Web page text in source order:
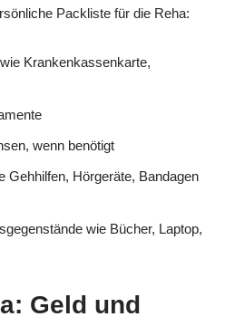
Packliste für die Reha:
Krankenkassenkarte,
wenn benötigt
Gehhilfen, Hörgeräte, Bandagen
wie Bücher, Laptop,
Geld und